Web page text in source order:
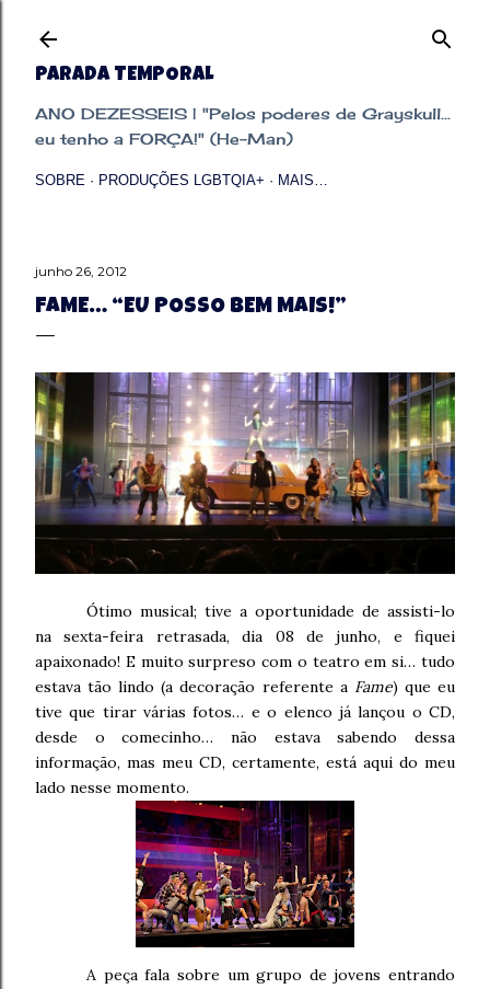
PARADA TEMPORAL
ANO DEZESSEIS | "Pelos poderes de Grayskull...
eu tenho a FORÇA!" (He-Man)
SOBRE PRODUÇÕES LGBTQIA+ MAIS…
junho 26, 2012
FAME… “EU POSSO BEM MAIS!”
Ótimo musical; tive a oportunidade de assisti-lo
na sexta-feira retrasada, dia 08 de junho, e fiquei
apaixonado! E muito surpreso com o teatro em si… tudo
estava tão lindo (a decoração referente a Fame) que eu
tive que tirar várias fotos… e o elenco já lançou o CD,
desde o comecinho… não estava sabendo dessa
informação, mas meu CD, certamente, está aqui do meu
lado nesse momento.
A peça fala sobre um grupo de jovens entrando